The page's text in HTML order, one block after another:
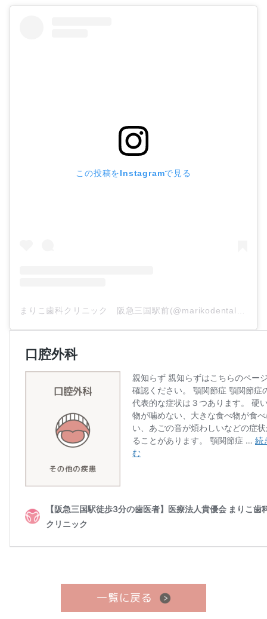
この投稿をInstagramで見る
まりこ歯科クリニック 阪急三国駅前(@marikodentalclinic)がシェアした投稿
一覧に戻る